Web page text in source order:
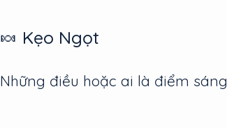
🍬 Kẹo Ngọt
Những điều hoặc ai là điểm